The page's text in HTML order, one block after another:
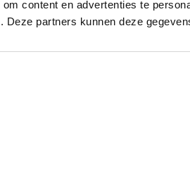
content en advertenties te
Deze partners kunnen deze